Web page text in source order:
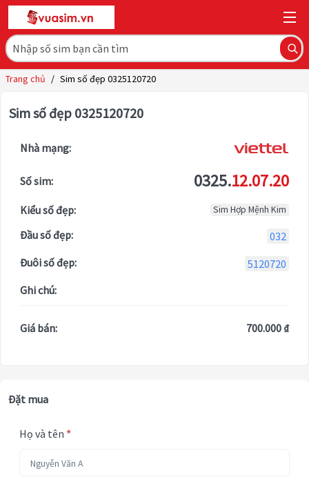
Trang chủ / Sim số đẹp 0325120720
Sim số đẹp 0325120720
Nhà mạng:
Số sim: 0325.12.07.20
Kiểu số đẹp: Sim Hợp Mệnh Kim
Đầu số đẹp:
032
Đuôi số đẹp:
5120720
Ghi chú:
Giá bán: 700.000 ₫
Đặt mua
Họ và tên *